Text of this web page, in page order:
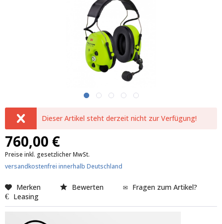
Dieser Artikel steht derzeit nicht zur Verfügung!
760,00 €
Preise inkl. gesetzlicher MwSt.
versandkostenfrei innerhalb Deutschland
Merken Bewerten
Fragen zum Artikel?
Leasing